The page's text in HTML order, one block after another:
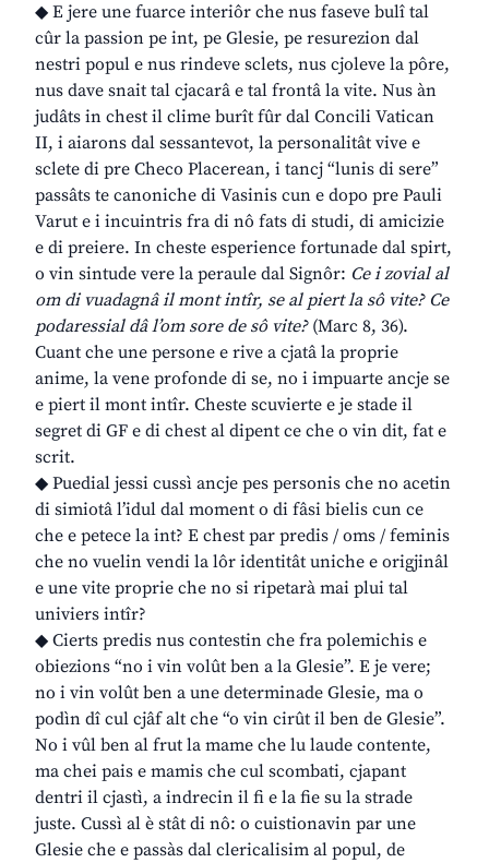
◆ E jere une fuarce interiôr che nus faseve bulî tal
cûr la passion pe int, pe Glesie, pe resurezion dal
nestri popul e nus rindeve sclets, nus cjoleve la pôre,
nus dave snait tal cjacarâ e tal frontâ la vite. Nus àn
judâts in chest il clime burît fûr dal Concili Vatican
II, i aiarons dal sessantevot, la personalitât vive e
sclete di pre Checo Placerean, i tancj “lunis di sere”
passâts te canoniche di Vasinis cun e dopo pre Pauli
Varut e i incuintris fra di nô fats di studi, di amicizie
e di preiere. In cheste esperience fortunade dal spirt,
o vin sintude vere la peraule dal Signôr: Ce i zovial al
om di vuadagnâ il mont intîr, se al piert la sô vite? Ce
podaressial dâ l’om sore de sô vite?(Marc 8, 36).
Cuant che une persone e rive a cjatâ la proprie
anime, la vene profonde di se, no i impuarte ancje se
e piert il mont intîr. Cheste scuvierte e je stade il
segret di GF e di chest al dipent ce che o vin dit, fat e
scrit.
◆ Puedial jessi cussì ancje pes personis che no acetin
di simiotâ l’idul dal moment o di fâsi bielis cun ce
che e petece la int? E chest par predis / oms / feminis
che no vuelin vendi la lôr identitât uniche e origjinâl
e une vite proprie che no si ripetarà mai plui tal
univiers intîr?
◆ Cierts predis nus contestin che fra polemichis e
obiezions “no i vin volût ben a la Glesie”. E je vere;
no i vin volût ben a une determinade Glesie, ma o
podìn dî cul cjâf alt che “o vin cirût il ben de Glesie”.
No i vûl ben al frut la mame che lu laude contente,
ma chei pais e mamis che cul scombati, cjapant
dentri il cjastì, a indrecin il fi e la fie su la strade
juste. Cussì al è stât di nô: o cuistionavin par une
Glesie che e passàs dal clericalisim al popul, de